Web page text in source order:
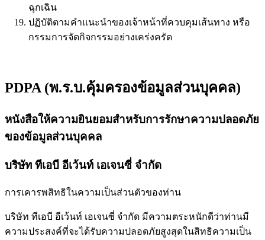
ฉุกเฉิน
ปฏิบัติตามคำแนะนำของเจ้าหน้าที่ควบคุมเส้นทาง หรือ
กรรมการจัดกิจกรรมอย่างเคร่งครัด
PDPA (พ.ร.บ.คุ้มครองข้อมูลส่วนบุคคล)
หนังสือให้ความยินยอมสำหรับการรักษาความปลอดภัย
ของข้อมูลส่วนบุคคล
บริษัท ทีเอบี อีเว้นท์ เอเจนซี่ จำกัด
การเคารพสิทธิในความเป็นส่วนตัวของท่าน
บริษัท ทีเอบี อีเว้นท์ เอเจนซี่ จำกัด มีความตระหนักดีว่าท่านมี
ความประสงค์ที่จะได้รับความปลอดภัยสูงสุดในสิทธิความเป็น